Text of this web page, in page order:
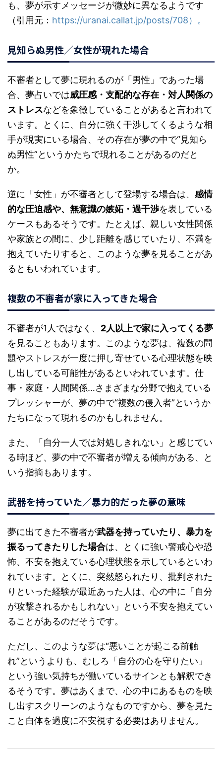
も、夢が示すメッセージが微妙に異なるようです
（引用元： https://uranai.callat.jp/posts/708）。
見知らぬ男性／女性が現れた場合
不審者として夢に現れるのが「男性」であった場
合、夢占いでは威圧感・支配的な存在・対人関係の
ストレスなどを象徴していることがあると言われて
います。とくに、自分に強く干渉してくるような相
手が現実にいる場合、その存在が夢の中で“見知ら
ぬ男性”というかたちで現れることがあるのだと
か。
逆に「女性」が不審者として登場する場合は、 感情
的な圧迫感や、無意識の嫉妬・過干渉を表している
ケースもあるそうです。たとえば、親しい女性関係
や家族との間に、少し距離を感じていたり、不満を
抱えていたりすると、このような夢を見ることがあ
るともいわれています。
複数の不審者が家に入ってきた場合
不審者が1人ではなく、 2人以上で家に入ってくる夢
を見ることもあります。このような夢は、複数の問
題やストレスが一度に押し寄せている心理状態を映
し出している可能性があるといわれています。仕
事・家庭・人間関係…さまざまな分野で抱えている
プレッシャーが、夢の中で“複数の侵入者”というか
たちになって現れるのかもしれません。
また、「自分一人では対処しきれない」と感じてい
る時ほど、夢の中で不審者が増える傾向がある、と
いう指摘もあります。
武器を持っていた／暴力的だった夢の意味
夢に出てきた不審者が武器を持っていたり、暴力を
振るってきたりした場合は、とくに強い警戒心や恐
怖、不安を抱えている心理状態を示しているといわ
れています。とくに、突然怒られたり、批判された
りといった経験が最近あった人は、心の中に「自分
が攻撃されるかもしれない」という不安を抱えてい
ることがあるのだそうです。
ただし、このような夢は“悪いことが起こる前触
れ”というよりも、むしろ「自分の心を守りたい」
という強い気持ちが働いているサインとも解釈でき
るそうです。夢はあくまで、心の中にあるものを映
し出すスクリーンのようなものですから、夢を見た
こと自体を過度に不安視する必要はありません。